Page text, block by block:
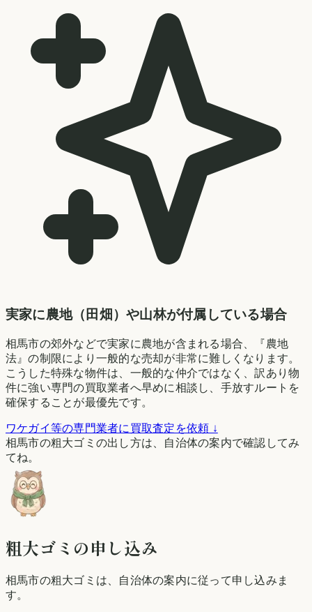
実家に農地（田畑）や山林が付属している場合
相馬市の郊外などで実家に農地が含まれる場合、『農地
法』の制限により一般的な売却が非常に難しくなります。
こうした特殊な物件は、一般的な仲介ではなく、訳あり物
件に強い専門の買取業者へ早めに相談し、手放すルートを
確保することが最優先です。
ワケガイ等の専門業者に買取査定を依頼 ↓
相馬市の粗大ゴミの出し方は、自治体の案内で確認してみ
てね。
粗大ゴミの申し込み
相馬市の粗大ゴミは、自治体の案内に従って申し込みま
す。